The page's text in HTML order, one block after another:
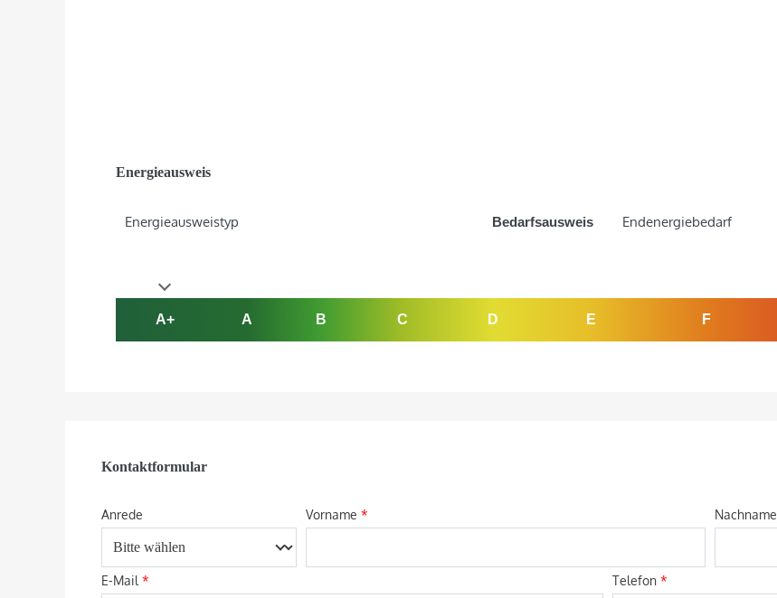
Energieausweis
Energie­ausweistyp Bedarfsausweis Endenergiebedarf
A+ A B C D E F
Kontaktformular
Anrede Vorname * Nachname
E-Mail * Telefon *